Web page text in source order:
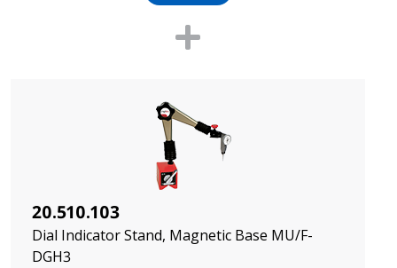
20.510.103
Dial Indicator Stand, Magnetic Base MU/F-
DGH3